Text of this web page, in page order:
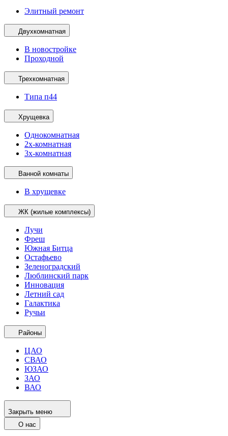
Элитный ремонт
Двухкомнатная
В новостройке
Проходной
Трехкомнатная
Типа п44
Хрущевка
Однокомнатная
2х-комнатная
3х-комнатная
Ванной комнаты
В хрущевке
ЖК (жилые комплексы)
Лучи
Фреш
Южная Битца
Остафьево
Зеленоградский
Люблинский парк
Инновация
Летний сад
Галактика
Ручьи
Районы
ЦАО
СВАО
ЮЗАО
ЗАО
ВАО
Закрыть меню
О нас